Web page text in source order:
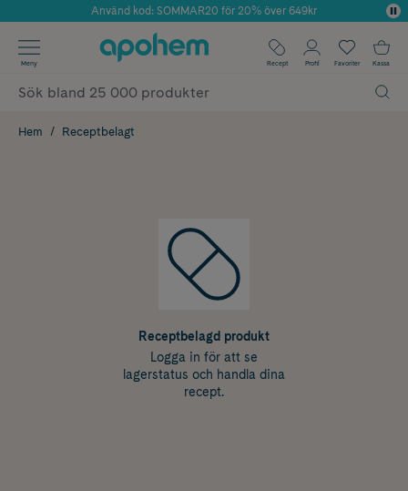
Årets Butik 2025 inom Skönhet
Använd kod: SOMMAR20 för 20% över 649kr
✓ Fri frakt
✓ Poäng på alla köp*
Meny Recept Profil Favoriter Kassa
Hem Receptbelagt
Receptbelagd produkt
Logga in för att se
lagerstatus och handla dina
recept.